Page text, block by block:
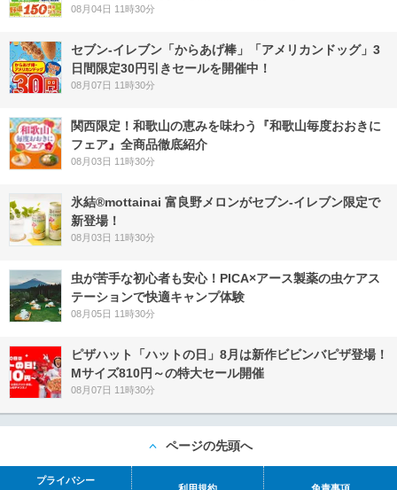
08月04日 11時30分
セブン‐イレブン「からあげ棒」「アメリカンドッグ」3
日間限定30円引きセールを開催中！
08月07日 11時30分
関西限定！和歌山の恵みを味わう『和歌山毎度おおきに
フェア』全商品徹底紹介
08月03日 11時30分
氷結®mottainai 富良野メロンがセブン‐イレブン限定で
新登場！
08月03日 11時30分
虫が苦手な初心者も安心！PICA×アース製薬の虫ケアス
テーションで快適キャンプ体験
08月05日 11時30分
ピザハット「ハットの日」8月は新作ビビンバピザ登場！
Mサイズ810円～の特大セール開催
08月07日 11時30分
ページの先頭へ
プライバシー